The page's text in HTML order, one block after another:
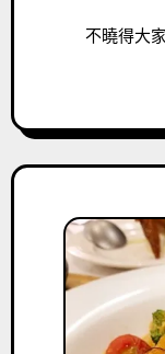
不曉得大家母親節怎麼過呢？上次跟Eddie去